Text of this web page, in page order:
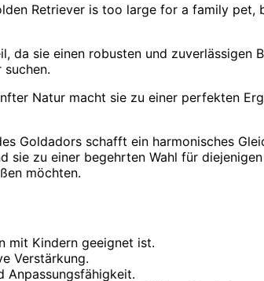
Retriever is too large for a family pet,
da sie einen robusten und zuverlässigen
Natur macht sie zu einer perfekten
Goldadors schafft ein harmonisches
sie zu einer begehrten Wahl für
möchten.
mit Kindern geeignet ist.
Verstärkung.
Anpassungsfähigkeit.